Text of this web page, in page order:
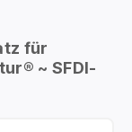
für
~ SFDI-